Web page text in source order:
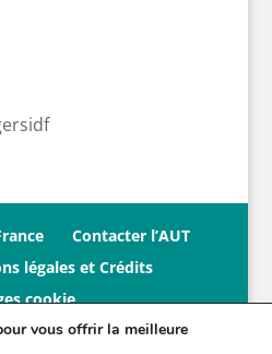
Contacter l’AUT
légales et Crédits
cookie
vous offrir la meilleure